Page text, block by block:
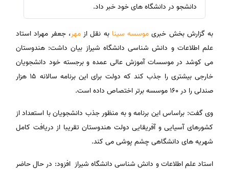
دانشجو در دانشگاه های خود خبر داد.
به گزارش بخش خبری موسسه سینابه نقل ازمهر، جعفر مهراد استاد
علم اطلاعات و دانش شناسی دانشگاه شیراز بیان داشت: هندوستان
می کوشد در موسسات آموزش عالی عمده و برجسته خود دانشجویان
خارجی بیشتری را جذب کند که دولت برای این برنامه سالانه ۱۵ هزار
صندلی را در ۱۶۰ موسسه برتر اختصاص داده است.
وی گفت: براساس این برنامه و به منظور جذب دانشجویان با استعداد از
کشورهای آسیایی و آفریقایی دولت هندوستان تقریبا از دریافت کامل
شهریه های دانشگاهی چشم پوشی می کند.
استاد علم اطلاعات و دانش شناسی دانشگاه شیراز افزود: در حال حاضر